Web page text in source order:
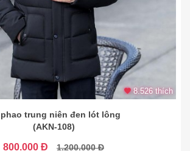
8.526 thích
trung niên đen lót lông
(AKN-108)
800.000 Đ 1.200.000 Đ